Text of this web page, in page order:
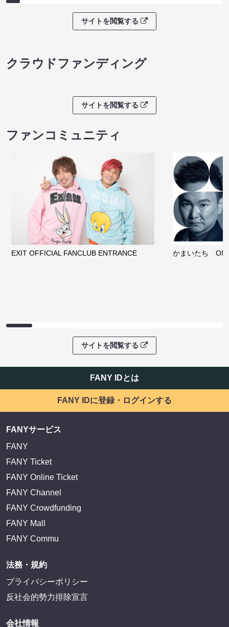
サイトを閲覧する
クラウドファンディング
サイトを閲覧する
ファンコミュニティ
EXIT OFFICIAL FANCLUB ENTRANCE かまいたち
サイトを閲覧する
FANY IDとは
FANY IDに登録・ログインする
FANYサービス
FANY
FANY Ticket
FANY Online Ticket
FANY Channel
FANY Crowdfunding
FANY Mall
FANY Commu
法務・規約
プライバシーポリシー
反社会的勢力排除宣言
会社情報